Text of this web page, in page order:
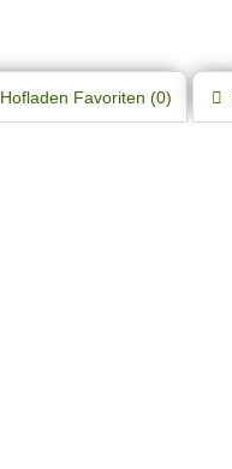
Hofladen Favoriten (0)